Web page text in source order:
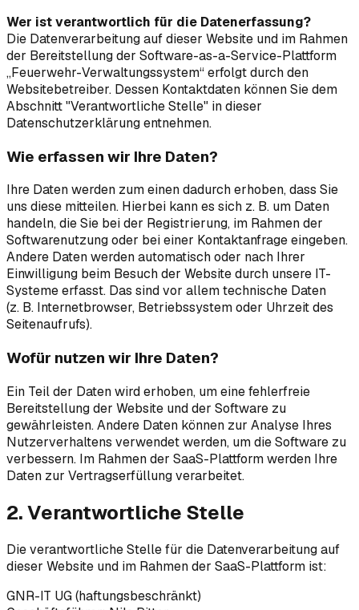
Wer ist verantwortlich für die Datenerfassung?
Die Datenverarbeitung auf dieser Website und im Rahmen
der Bereitstellung der Software-as-a-Service-Plattform
„Feuerwehr-Verwaltungssystem“ erfolgt durch den
Websitebetreiber. Dessen Kontaktdaten können Sie dem
Abschnitt "Verantwortliche Stelle" in dieser
Datenschutzerklärung entnehmen.
Wie erfassen wir Ihre Daten?
Ihre Daten werden zum einen dadurch erhoben, dass Sie
uns diese mitteilen. Hierbei kann es sich z. B. um Daten
handeln, die Sie bei der Registrierung, im Rahmen der
Softwarenutzung oder bei einer Kontaktanfrage eingeben.
Andere Daten werden automatisch oder nach Ihrer
Einwilligung beim Besuch der Website durch unsere IT-
Systeme erfasst. Das sind vor allem technische Daten
(z. B. Internetbrowser, Betriebssystem oder Uhrzeit des
Seitenaufrufs).
Wofür nutzen wir Ihre Daten?
Ein Teil der Daten wird erhoben, um eine fehlerfreie
Bereitstellung der Website und der Software zu
gewährleisten. Andere Daten können zur Analyse Ihres
Nutzerverhaltens verwendet werden, um die Software zu
verbessern. Im Rahmen der SaaS-Plattform werden Ihre
Daten zur Vertragserfüllung verarbeitet.
2. Verantwortliche Stelle
Die verantwortliche Stelle für die Datenverarbeitung auf
dieser Website und im Rahmen der SaaS-Plattform ist:
GNR-IT UG(haftungsbeschränkt)